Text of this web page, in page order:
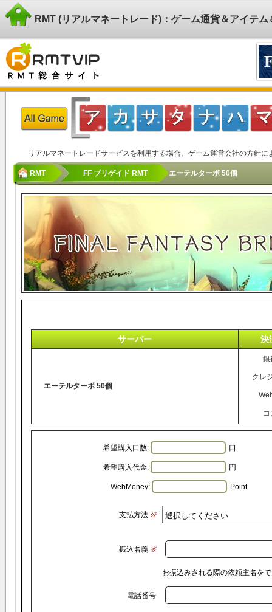
RMT (リアルマネートレード)：ゲーム通貨＆アイテ
リアルマネートレードサービスを利用する場合、ゲーム運営会社の方針
RMT FF ブリゲイド RMT エーテルターボ 50個
サーバー 決
エーテルターボ 50個
銀
クレ
コ
希望購入口数: 口
希望購入代金: 円
WebMoney: Point
支払方法※
振込名義※
お振込みされる際の依頼主名を
電話番号